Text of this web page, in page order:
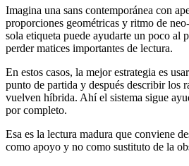
Imagina una sans contemporánea con
proporciones geométricas y ritmo de
sola etiqueta puede ayudarte un poco al
perder matices importantes de lectura.
En estos casos, la mejor estrategia es
punto de partida y después describir los
vuelven híbrida. Ahí el sistema sigue
por completo.
Esa es la lectura madura que conviene
como apoyo y no como sustituto de la